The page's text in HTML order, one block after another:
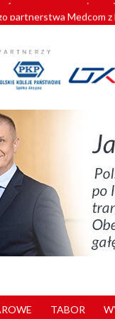
partnerstwa Medcom z
znów szuka
kolejowych w
nowe standardy
TABOR